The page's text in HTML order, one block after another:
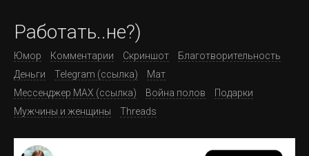
Работать..не?)
Юмор Комментарии Скриншот
Благотворительность
Деньги
Telegram (ссылка)
Мат
Мессенджер MAX (ссылка)
Война полов
Подарки
Мужчины и женщины
Threads